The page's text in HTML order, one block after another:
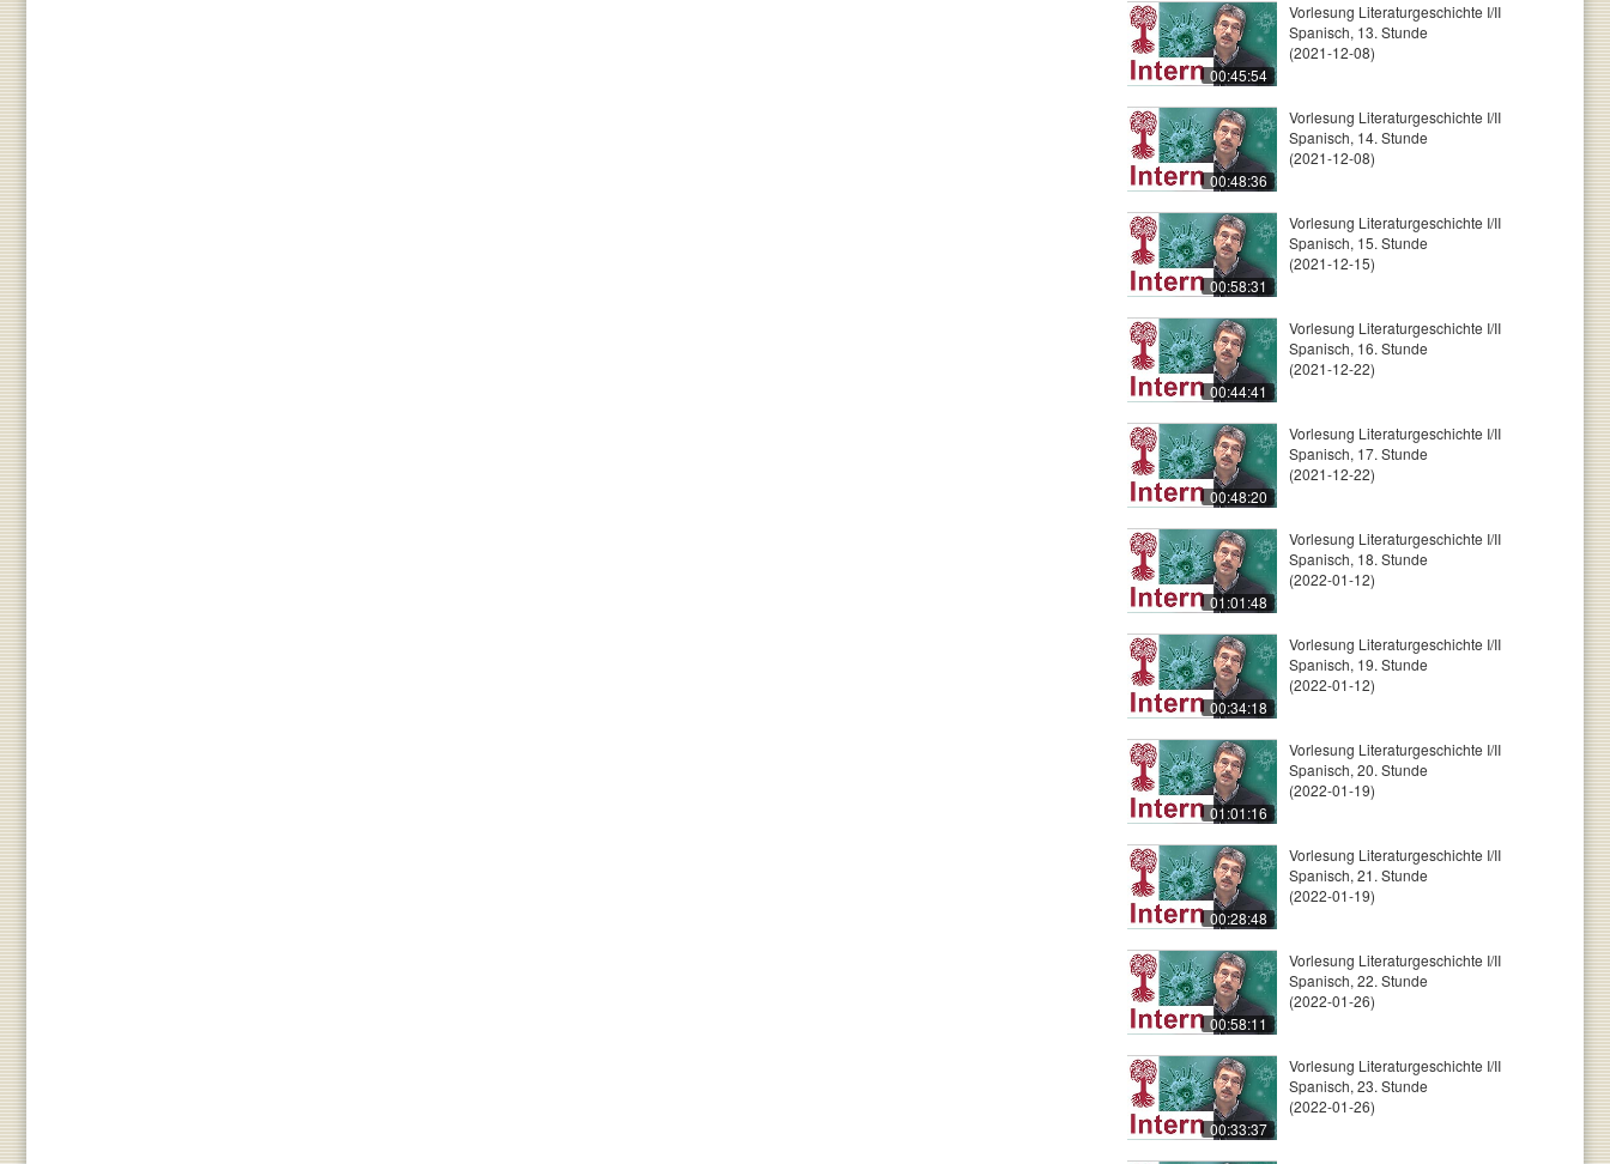
00:45:54
Vorlesung Literaturgeschichte I/II
Spanisch, 13. Stunde
(2021-12-08)
00:48:36
Vorlesung Literaturgeschichte I/II
Spanisch, 14. Stunde
(2021-12-08)
00:58:31
Vorlesung Literaturgeschichte I/II
Spanisch, 15. Stunde
(2021-12-15)
00:44:41
Vorlesung Literaturgeschichte I/II
Spanisch, 16. Stunde
(2021-12-22)
00:48:20
Vorlesung Literaturgeschichte I/II
Spanisch, 17. Stunde
(2021-12-22)
01:01:48
Vorlesung Literaturgeschichte I/II
Spanisch, 18. Stunde
(2022-01-12)
00:34:18
Vorlesung Literaturgeschichte I/II
Spanisch, 19. Stunde
(2022-01-12)
01:01:16
Vorlesung Literaturgeschichte I/II
Spanisch, 20. Stunde
(2022-01-19)
00:28:48
Vorlesung Literaturgeschichte I/II
Spanisch, 21. Stunde
(2022-01-19)
00:58:11
Vorlesung Literaturgeschichte I/II
Spanisch, 22. Stunde
(2022-01-26)
00:33:37
Vorlesung Literaturgeschichte I/II
Spanisch, 23. Stunde
(2022-01-26)